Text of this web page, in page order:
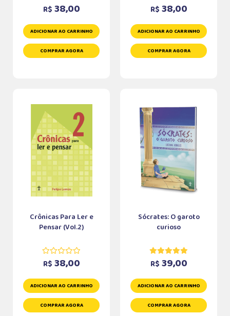
R$ 38,00
ADICIONAR AO CARRINHO
COMPRAR AGORA
R$ 38,00
ADICIONAR AO CARRINHO
COMPRAR AGORA
Crônicas Para Ler e
Pensar (Vol.2)
R$ 38,00
ADICIONAR AO CARRINHO
COMPRAR AGORA
Sócrates: O garoto
curioso
R$ 39,00
ADICIONAR AO CARRINHO
COMPRAR AGORA